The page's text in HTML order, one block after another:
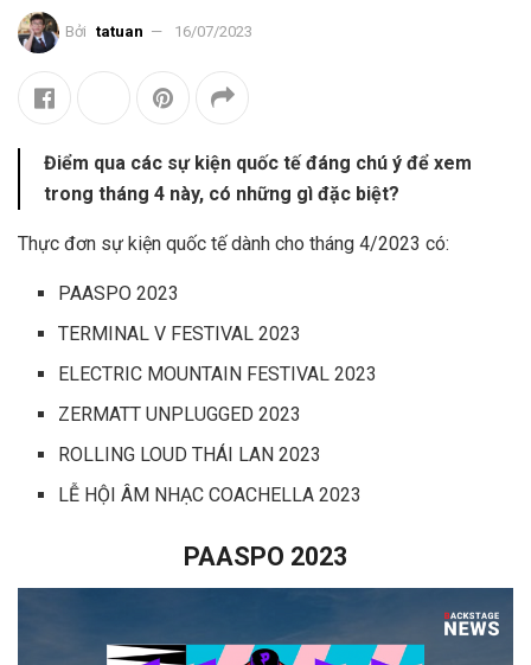
Bởi tatuan 16/07/2023
Điểm qua các sự kiện quốc tế đáng chú ý để xem
trong tháng 4 này, có những gì đặc biệt?
Thực đơn sự kiện quốc tế dành cho tháng 4/2023 có:
PAASPO 2023
TERMINAL V FESTIVAL 2023
ELECTRIC MOUNTAIN FESTIVAL 2023
ZERMATT UNPLUGGED 2023
ROLLING LOUD THÁI LAN 2023
LỄ HỘI ÂM NHẠC COACHELLA 2023
PAASPO 2023